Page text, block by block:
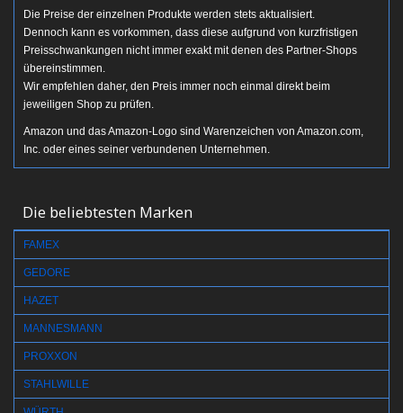
Die Preise der einzelnen Produkte werden stets aktualisiert.
Dennoch kann es vorkommen, dass diese aufgrund von kurzfristigen
Preisschwankungen nicht immer exakt mit denen des Partner-Shops
übereinstimmen.
Wir empfehlen daher, den Preis immer noch einmal direkt beim
jeweiligen Shop zu prüfen.
Amazon und das Amazon-Logo sind Warenzeichen von Amazon.com,
Inc. oder eines seiner verbundenen Unternehmen.
Die beliebtesten Marken
FAMEX
GEDORE
HAZET
MANNESMANN
PROXXON
STAHLWILLE